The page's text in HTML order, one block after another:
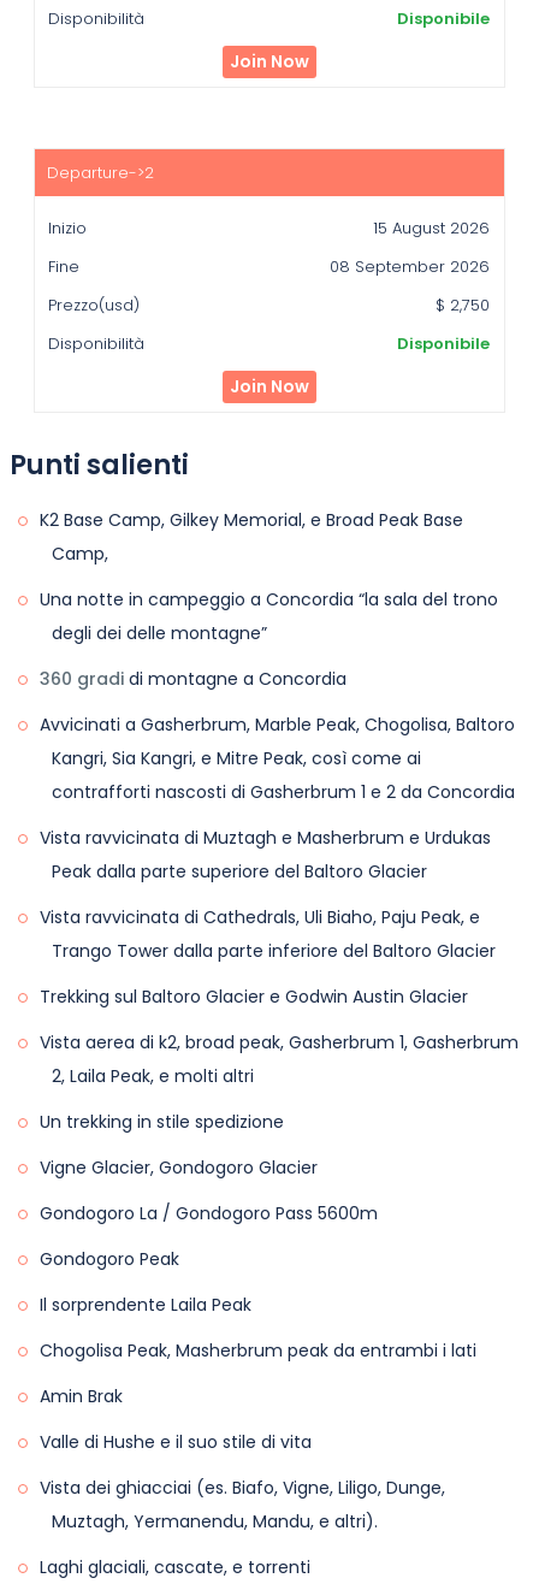
Disponibile
Join Now
15 August 2026
08 September 2026
$ 2,750
Disponibile
Join Now
Punti salienti
K2 Base Camp, Gilkey Memorial, e Broad Peak Base
Camp,
Una notte in campeggio a Concordia “la sala del trono
degli dei delle montagne”
360 gradi di montagne a Concordia
Avvicinati a Gasherbrum, Marble Peak, Chogolisa, Baltoro
Kangri, Sia Kangri, e Mitre Peak, così come ai
contrafforti nascosti di Gasherbrum 1 e 2 da Concordia
Vista ravvicinata di Muztagh e Masherbrum e Urdukas
Peak dalla parte superiore del Baltoro Glacier
Vista ravvicinata di Cathedrals, Uli Biaho, Paju Peak, e
Trango Tower dalla parte inferiore del Baltoro Glacier
Trekking sul Baltoro Glacier e Godwin Austin Glacier
Vista aerea di k2, broad peak, Gasherbrum 1, Gasherbrum
2, Laila Peak, e molti altri
Un trekking in stile spedizione
Vigne Glacier, Gondogoro Glacier
Gondogoro La / Gondogoro Pass 5600m
Gondogoro Peak
Il sorprendente Laila Peak
Chogolisa Peak, Masherbrum peak da entrambi i lati
Amin Brak
Valle di Hushe e il suo stile di vita
Vista dei ghiacciai (es. Biafo, Vigne, Liligo, Dunge,
Muztagh, Yermanendu, Mandu, e altri).
Laghi glaciali, cascate, e torrenti